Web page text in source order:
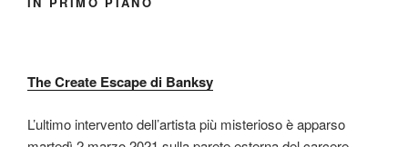
The Create Escape di Banksy
L’ultimo intervento dell’artista più misterioso è apparso